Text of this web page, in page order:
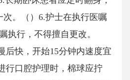
。（）6.护士在执行医嘱
执行，不得擅自更改。
后快，开始15分钟内速度宜
行口腔护理时，棉球应拧